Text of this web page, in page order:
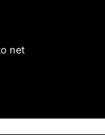
net